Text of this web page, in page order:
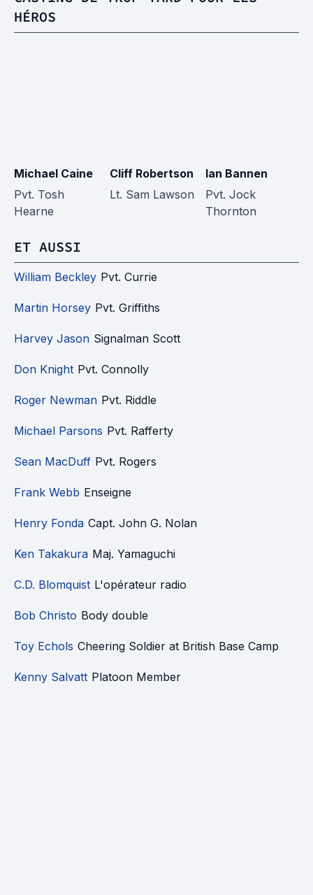
HÉROS
Michael Caine
Pvt. Tosh
Hearne
Cliff Robertson
Lt. Sam Lawson
Ian Bannen
Pvt. Jock
Thornton
ET AUSSI
William Beckley Pvt. Currie
Martin Horsey Pvt. Griffiths
Harvey Jason Signalman Scott
Don Knight Pvt. Connolly
Roger Newman Pvt. Riddle
Michael Parsons Pvt. Rafferty
Sean MacDuff Pvt. Rogers
Frank Webb Enseigne
Henry Fonda Capt. John G. Nolan
Ken Takakura Maj. Yamaguchi
C.D. Blomquist L'opérateur radio
Bob Christo Body double
Toy Echols Cheering Soldier at British Base Camp
Kenny Salvatt Platoon Member